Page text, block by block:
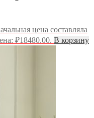
цена составляла
₽18480.00. В корзину